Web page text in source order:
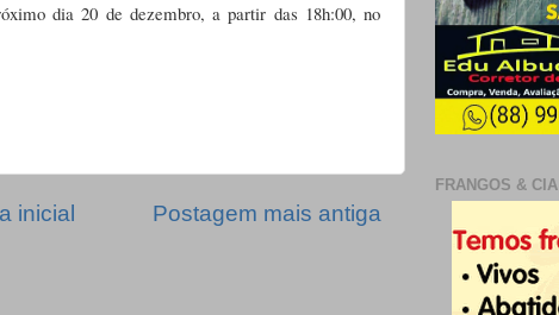
dia 20 de dezembro, a partir das 18h:00, no
Postagem mais antiga
inicial
FRANGOS & CIA